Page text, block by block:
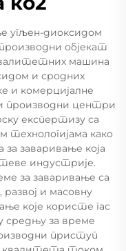
угљен-диоксидом
објекат
машина
и сродних
и комерцијалне
производни центри
експертизу са
технологијама како
заваривање која
индустрије.
за заваривање са
и масовну
које користе гас
средњу за време
приступ